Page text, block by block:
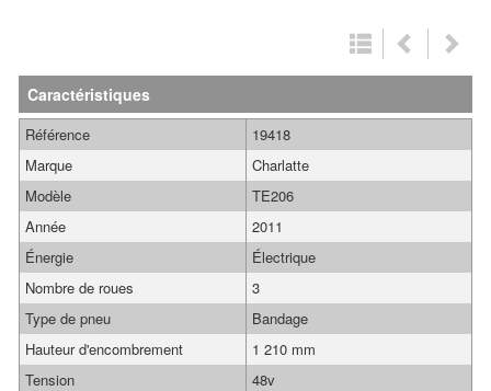
Caractéristiques
Référence
19418
Marque
Charlatte
Modèle
TE206
Année
2011
Énergie
Électrique
Nombre de roues
3
Type de pneu
Bandage
Hauteur d'encombrement
1 210 mm
Tension
48v